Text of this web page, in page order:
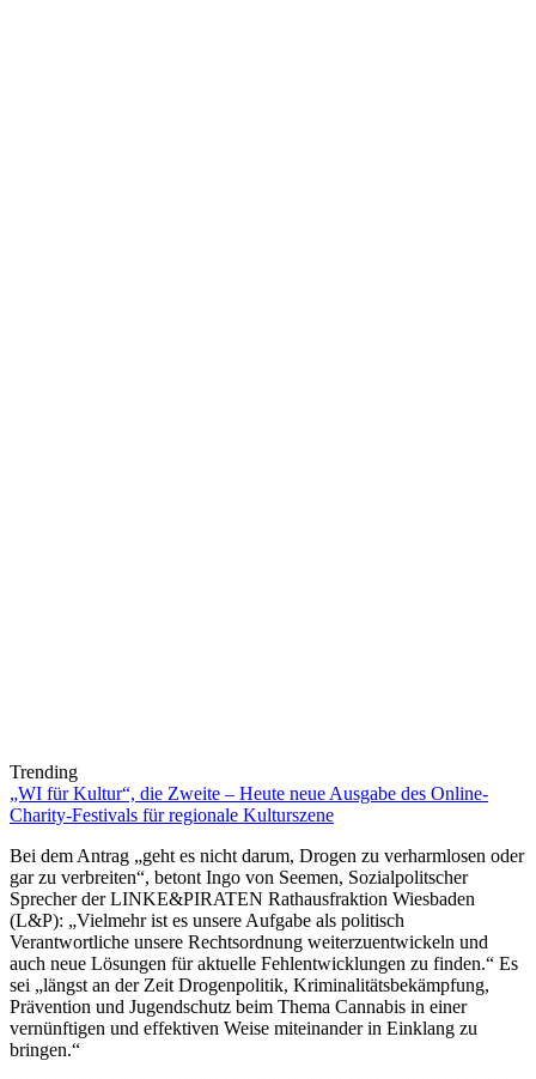
Trending
„WI für Kultur“, die Zweite – Heute neue Ausgabe des Online-
Charity-Festivals für regionale Kulturszene
Bei dem Antrag „geht es nicht darum, Drogen zu verharmlosen oder
gar zu verbreiten“, betont Ingo von Seemen, Sozialpolitscher
Sprecher der LINKE&PIRATEN Rathausfraktion Wiesbaden
(L&P): „Vielmehr ist es unsere Aufgabe als politisch
Verantwortliche unsere Rechtsordnung weiterzuentwickeln und
auch neue Lösungen für aktuelle Fehlentwicklungen zu finden.“ Es
sei „längst an der Zeit Drogenpolitik, Kriminalitätsbekämpfung,
Prävention und Jugendschutz beim Thema Cannabis in einer
vernünftigen und effektiven Weise miteinander in Einklang zu
bringen.“